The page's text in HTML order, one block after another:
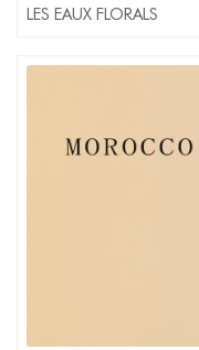
LES EAUX FLORALS